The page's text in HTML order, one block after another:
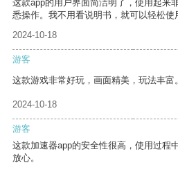
这款app的用户界面简洁明了，使用起来
悉操作。我不用看说明书，就可以轻松使
2024-10-18
游客
这款游戏非常好玩，画面精美，玩法丰富。
2024-10-18
游客
这款加速器app的安全性很高，使用过程
放心。